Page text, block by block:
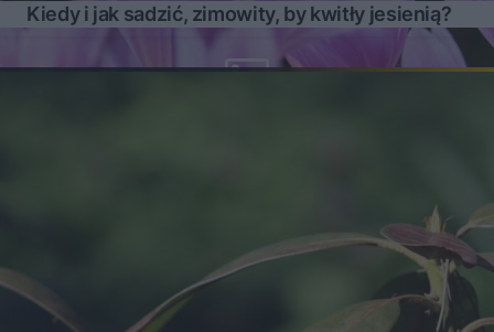
Kiedy i jak sadzić, zimowity, by kwitły jesienią?